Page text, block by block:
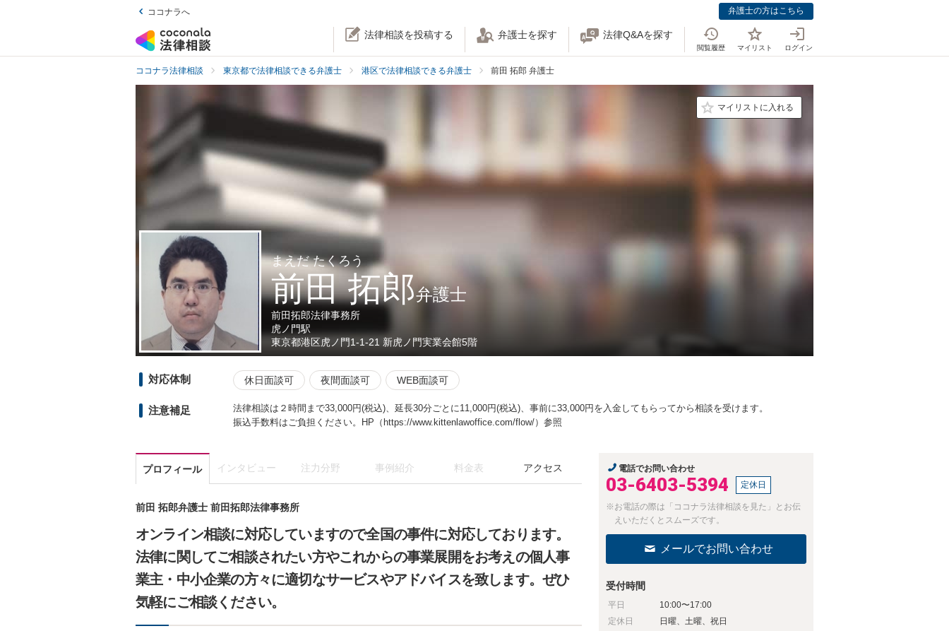
ココナラへ 弁護士の方はこちら
法律相談を投稿する 弁護士を探す 法律Q&Aを探す
閲覧履歴 マイリスト ログイン
ココナラ法律相談 東京都で法律相談できる弁護士 港区で法律相談できる弁護士 前田 拓郎 弁護士
マイリストに入れる
まえだ たくろう
前田 拓郎弁護士
前田拓郎法律事務所
虎ノ門駅
東京都港区虎ノ門1-1-21 新虎ノ門実業会館5階
対応体制 休日面談可 夜間面談可 WEB面談可
注意補足
法律相談は２時間まで33,000円(税込)、延長30分ごとに11,000円(税込)、事前に33,000円を入金してもらってから相談を受けます。
振込手数料はご負担ください。HP（https://www.kittenlawoffice.com/flow/）参照
プロフィール インタビュー 注力分野 事例紹介 料金表 アクセス
前田 拓郎弁護士 前田拓郎法律事務所
オンライン相談に対応していますので全国の事件に対応しております。
法律に関してご相談されたい方やこれからの事業展開をお考えの個人事
業主・中小企業の方々に適切なサービスやアドバイスを致します。ぜひ
気軽にご相談ください。
電話でお問い合わせ
03-6403-5394 定休日
※お電話の際は「ココナラ法律相談を見た」とお伝
えいただくとスムーズです。
メールでお問い合わせ
受付時間
平日
10:00〜17:00
定休日
日曜、土曜、祝日